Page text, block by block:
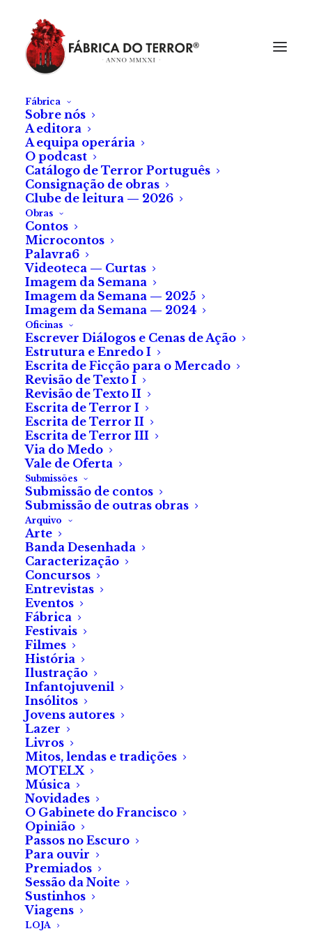
Fábrica
Sobre nós
A editora
A equipa operária
O podcast
Catálogo de Terror Português
Consignação de obras
Clube de leitura — 2026
Obras
Contos
Microcontos
Palavra6
Videoteca — Curtas
Imagem da Semana
Imagem da Semana — 2025
Imagem da Semana — 2024
Oficinas
Escrever Diálogos e Cenas de Ação
Estrutura e Enredo I
Escrita de Ficção para o Mercado
Revisão de Texto I
Revisão de Texto II
Escrita de Terror I
Escrita de Terror II
Escrita de Terror III
Via do Medo
Vale de Oferta
Submissões
Submissão de contos
Submissão de outras obras
Arquivo
Arte
Banda Desenhada
Caracterização
Concursos
Entrevistas
Eventos
Fábrica
Festivais
Filmes
História
Ilustração
Infantojuvenil
Insólitos
Jovens autores
Lazer
Livros
Mitos, lendas e tradições
MOTELX
Música
Novidades
O Gabinete do Francisco
Opinião
Passos no Escuro
Para ouvir
Premiados
Sessão da Noite
Sustinhos
Viagens
LOJA
5.00€ (com IVA)
A inscrição para o nosso Clube de Leitura tem um
valor associado de 5 €. Este valor pode ser usado
como vale na compra de qualquer livro que a Fábrica
do Terror tenha à venda.
É possível usar o cupão em conjunto com outros
cupões (por exemplo, vários vales de outras
inscrições).
Quantidade
de
Inscrição
no
clube
de
leitura
com
vale
para
livros
Categorias
Share
PRODUTOS RELACIONADOS